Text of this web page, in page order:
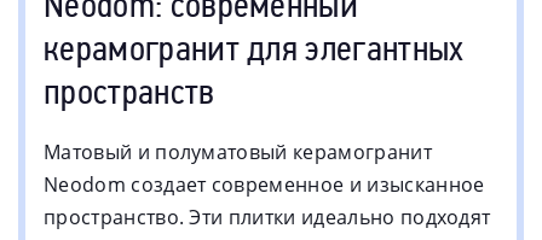
Neodom: современный
керамогранит для элегантных
пространств
Матовый и полуматовый керамогранит
Neodom создает современное и изысканное
пространство. Эти плитки идеально подходят